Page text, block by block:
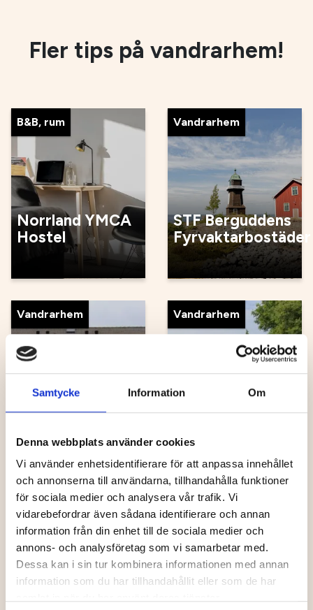
Samtycke Information Om
Denna webbplats använder cookies
Vi använder enhetsidentifierare för att anpassa innehållet
och annonserna till användarna, tillhandahålla funktioner
för sociala medier och analysera vår trafik. Vi
vidarebefordrar även sådana identifierare och annan
information från din enhet till de sociala medier och
annons- och analysföretag som vi samarbetar med.
Dessa kan i sin tur kombinera informationen med annan
information som du har tillhandahållit eller som de har
Fler tips på vandrarhem!
B&B, rum
Norrland YMCA
Hostel
Vandrarhem
STF Berguddens
Fyrvaktarbostäder
Vandrarhem Vandrarhem
Kaplangårdens